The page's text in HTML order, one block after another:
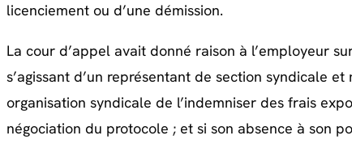
licenciement ou d’une démission.
La cour d’appel avait donné raison à l’employeur
s’agissant d’un représentant de section syndicale
organisation syndicale de l’indemniser des frais
négociation du protocole ; et si son absence à son